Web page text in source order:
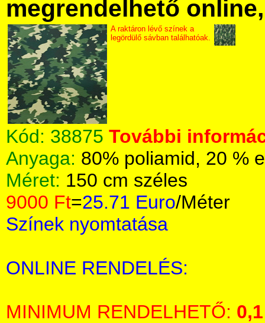
megrendelhető
A raktáron lévő színek a
legördülő sávban találhatóak.
Kód: 38875 További
Anyaga: 80% poliamid, 20 %
Méret: 150 cm széles
9000 Ft=25.71 Euro/Méter
Színek nyomtatása
ONLINE RENDELÉS:
MINIMUM RENDELHETŐ: 0,1